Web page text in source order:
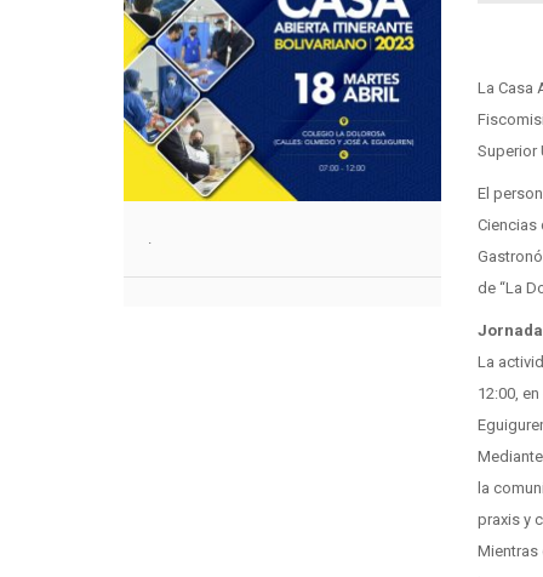
.
La Casa
Superior
El
Ciencias
de “La
Jornada
La
12:00,
la
praxis y
Mientras